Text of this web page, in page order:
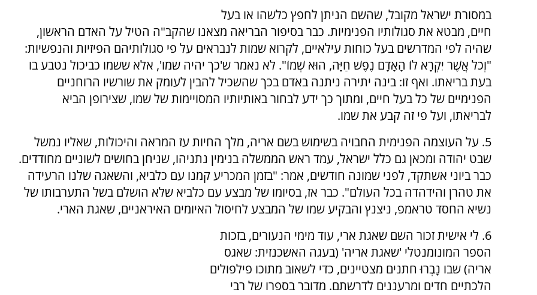
במסורת ישראל מקובל, שהשם הניתן לחפץ כלשהו או בעל
חיים, מבטא את סגולותיו הפנימיות. כבר בסיפור הבריאה מצאנו שהקב"ה הטיל על האדם הראשון,
שהיה לפי המדרשים בעל כוחות עילאיים, לקרוא שמות לנבראים על פי סגולותיהם הפיזיות והנפשיות:
"וְכֹל אֲשֶׁר יִקְרָא לוֹ הָאָדָם נֶפֶשׁ חַיָּה, הוּא שְׁמוֹ". לא נאמר ש'כך יהיה שמו', אלא ששמו כביכול נטבע בו
בעת בריאתו. ואף זו: בינה יתירה ניתנה באדם בכך שהשכיל להבין לעומק את שורשיו הרוחניים
הפנימיים של כל בעל חיים, ומתוך כך ידע לבחור באותיותיו המסויימות של שמו, שצירופן הביא
לבריאתו, ועל פי זה קבע את שמו.
5. על העוצמה הפנימית החבויה בשימוש בשם אריה, מלך החיות עז המראה והיכולות, שאליו נמשל
שבט יהודה ומכאן גם כלל ישראל, עמד ראש הממשלה בנימין נתניהו, שניחן בחושים לשוניים מחודדים.
כבר ביוני אשתקד, לפני שמונה חודשים, אמר: "בזמן המכריע קמנו עם כלביא, והשאגה שלנו הרעידה
את טהרן והידהדה בכל העולם". כבר אז, בסיומו של מבצע עם כלביא שלא הושלם בשל התערבותו של
נשיא החסד טראמפ, ניצנץ והבקיע שמו של המבצע לחיסול האיומים האיראניים, שאגת הארי.
6. לי אישית זכור השם שאגת ארי, עוד מימי הנעורים, בזכות
הספר המונומנטלי 'שאגת אריה' (בעגה האשכנזית: שאגס
אריה) שבו נָבְרוּ חתנים מצטיינים, כדי לשאוב מתוכו פילפולים
הלכתיים חדים ומרעננים לדרשתם. מדובר בספרו של רבי